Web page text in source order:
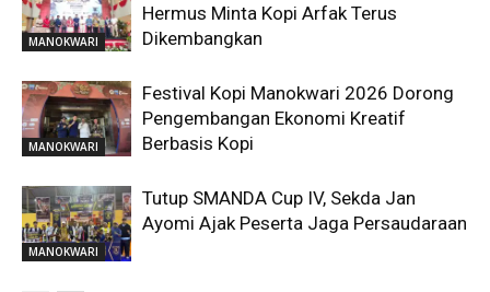
MANOKWARI
Hermus Minta Kopi Arfak Terus
Dikembangkan
MANOKWARI
Festival Kopi Manokwari 2026 Dorong
Pengembangan Ekonomi Kreatif
Berbasis Kopi
MANOKWARI
Tutup SMANDA Cup IV, Sekda Jan
Ayomi Ajak Peserta Jaga Persaudaraan